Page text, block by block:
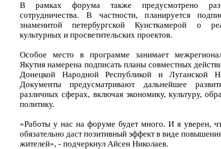
В рамках форума также предусмотрено
сотрудничества. В частности, планируется
знаменитой петербургской Кунсткамерой о
культурных и просветительских проектов.
Особое место в программе занимает
Якутия намерена подписать планы совместных
Донецкой Народной Республикой и Луганской
Документы предусматривают дальнейшее
различных сферах, включая экономику, культуру,
политику.
«Работы у нас на форуме будет много. И я уверен,
обязательно даст позитивный эффект в виде
жителей», - подчеркнул Айсен Николаев.